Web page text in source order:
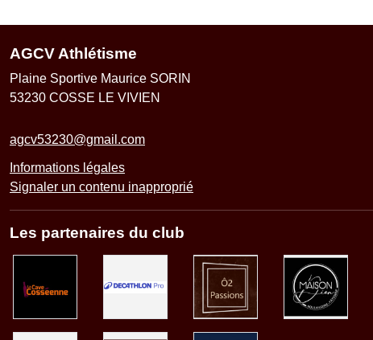
AGCV Athlétisme
Plaine Sportive Maurice SORIN
53230 COSSE LE VIVIEN
agcv53230@gmail.com
Informations légales
Signaler un contenu inapproprié
Les partenaires du club